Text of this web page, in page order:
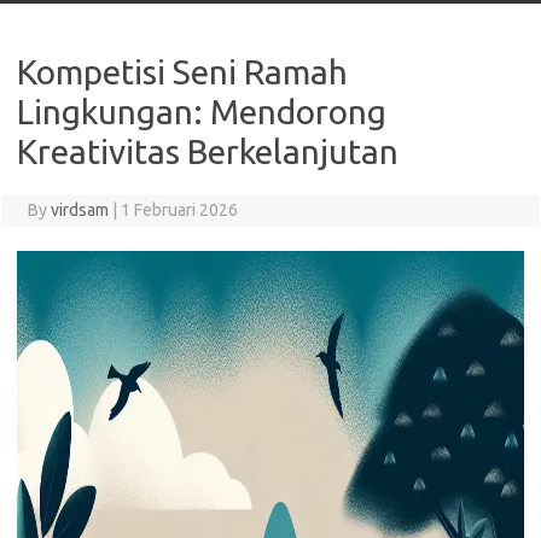
Kompetisi Seni Ramah
Lingkungan: Mendorong
Kreativitas Berkelanjutan
Byvirdsam 1 Februari 2026